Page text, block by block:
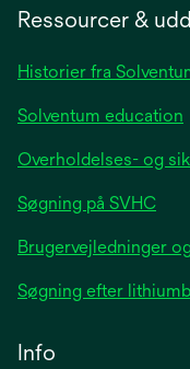
tab
Ressourcer &
Historier fra
Solventum education
Overholdelses- og
Søgning på SVHC
Brugervejledninger
Søgning efter
Info